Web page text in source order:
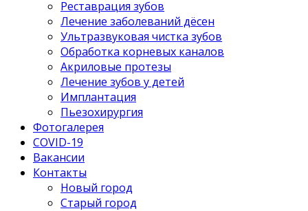
Реставрация зубов
Лечение заболеваний дёсен
Ультразвуковая чистка зубов
Обработка корневых каналов
Акриловые протезы
Лечение зубов у детей
Имплантация
Пьезохирургия
Фотогалерея
COVID-19
Вакансии
Контакты
Новый город
Старый город